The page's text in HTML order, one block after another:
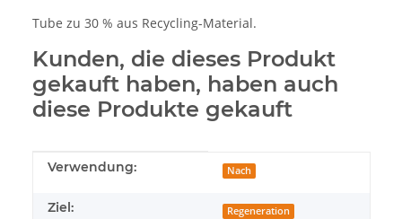
Tube zu 30 % aus Recycling-Material.
Kunden, die dieses Produkt
gekauft haben, haben auch
diese Produkte gekauft
Produkteigenschaft
Wert
Verwendung: Nach
Ziel: Regeneration